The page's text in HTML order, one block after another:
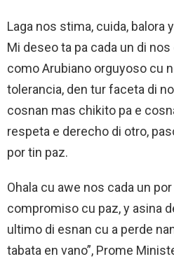
Laga nos stima, cuida, balora
Mi deseo ta pa cada un di
como Arubiano orguyoso cu
tolerancia, den tur faceta di
cosnan mas chikito pa e
respeta e derecho di otro,
por tin paz.
Ohala cu awe nos cada un
compromiso cu paz, y asina
ultimo di esnan cu a perde
tabata en vano”, Prome